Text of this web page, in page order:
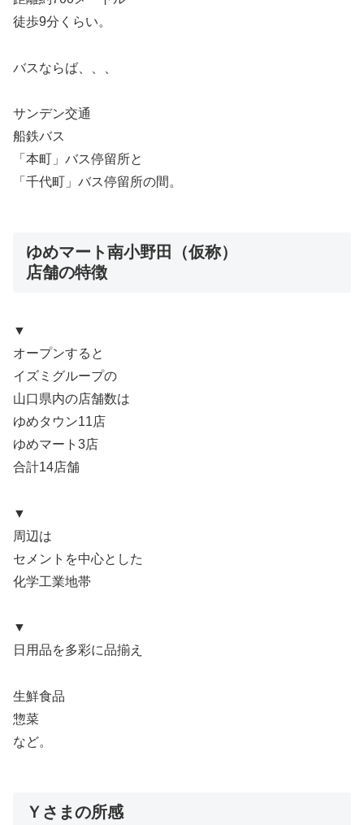
徒歩9分くらい。
バスならば、、、
サンデン交通
船鉄バス
「本町」バス停留所と
「千代町」バス停留所の間。
ゆめマート南小野田（仮称）
店舗の特徴
▼
オープンすると
イズミグループの
山口県内の店舗数は
ゆめタウン11店
ゆめマート3店
合計14店舗
▼
周辺は
セメントを中心とした
化学工業地帯
▼
日用品を多彩に品揃え
生鮮食品
惣菜
など。
Ｙさまの所感